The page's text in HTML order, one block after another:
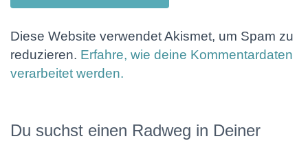
Diese Website verwendet Akismet, um Spam zu
reduzieren. Erfahre, wie deine Kommentardaten
verarbeitet werden.
Du suchst einen Radweg in Deiner